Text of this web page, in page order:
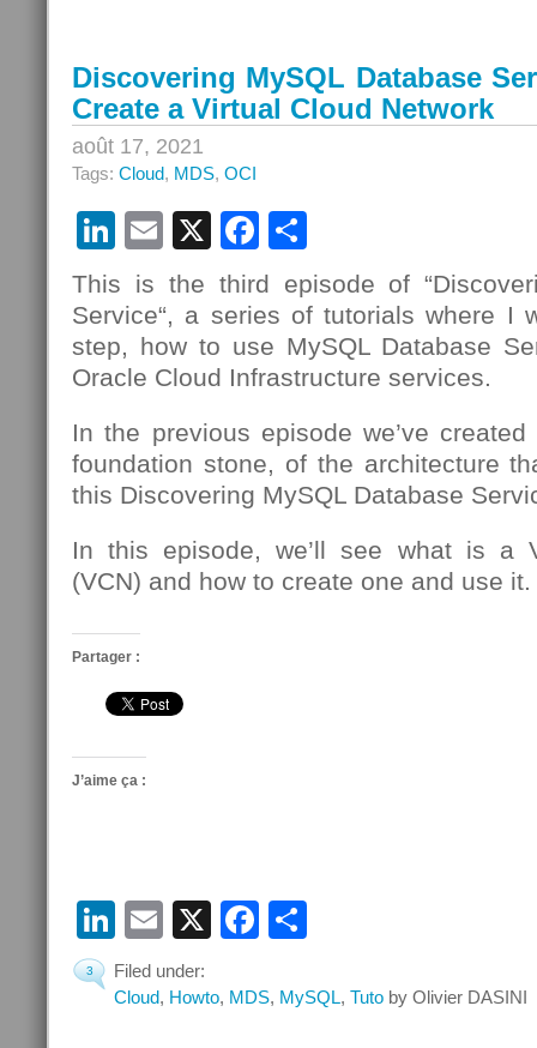
Discovering MySQL Database
Create a Virtual Cloud Network
août 17, 2021
Tags: Cloud, MDS, OCI
LinkedIn
Email
X Facebook
This is the third episode of
Service“, a series of tutorials where I
step, how to use MySQL Database
Oracle Cloud Infrastructure services.
In the previous episode we’ve
foundation stone, of the architecture
this Discovering MySQL Database
In this episode, we’ll see what is a
(VCN) and how to create one and use it.
Partager :
J’aime ça :
LinkedIn
Email
X Facebook
3
Filed under:
Cloud, Howto, MDS, MySQL, Tuto by Olivier DASINI